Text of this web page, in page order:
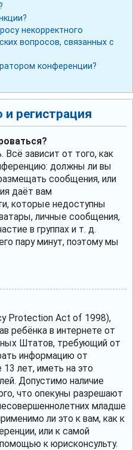
некорректного
вопросов, связанных с
конференции?
регистрация
зависит от того, как
должны ли вы
сообщения, или
даёт вам
которые недоступны
личные сообщения,
в группах и т. д.
пару минут, поэтому мы
Protection Act of 1998),
ребёнка в интернете от
Штатов, требующий от
информацию от
лет, иметь на это
Допустимо наличие
что опекуны разрешают
младше
ли это к вам, как к
или к самой
к юрисконсульту.